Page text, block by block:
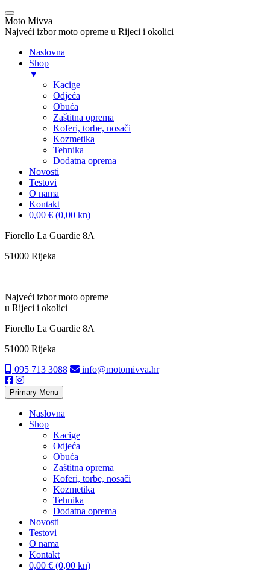
Moto Mivva
Najveći izbor moto opreme u Rijeci i okolici
Naslovna
Shop
▼
Kacige
Odjeća
Obuća
Zaštitna oprema
Koferi, torbe, nosači
Kozmetika
Tehnika
Dodatna oprema
Novosti
Testovi
O nama
Kontakt
0,00 € (0,00 kn)
Skip
content
Fiorello La Guardie 8A
51000 Rijeka
Najveći izbor moto opreme
u Rijeci i okolici
Fiorello La Guardie 8A
51000 Rijeka
095 713 3088
info@motomivva.hr
Primary Menu
Naslovna
Shop
Kacige
Odjeća
Obuća
Zaštitna oprema
Koferi, torbe, nosači
Kozmetika
Tehnika
Dodatna oprema
Novosti
Testovi
O nama
Kontakt
0,00 € (0,00 kn)